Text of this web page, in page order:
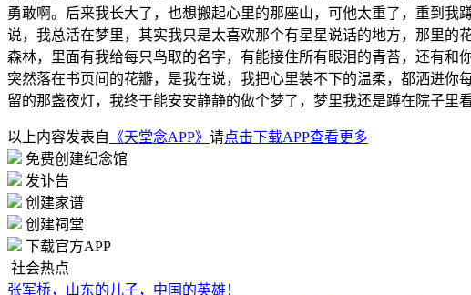
勇敢啊。后来我长大了，也想搬起心里的那座山，可他太重了，重到
说，我总活在梦里，其实我只是太喜欢那个有星星说话的地方，那里
森林，里面有我给每只鸟取的名字，有能接住所有眼泪的青苔，还有
突然落在书页间的花瓣，是我在说，我把心里装不下的温柔，都洒进
留的那盏夜灯，我终于能安安静静的做个梦了，梦里我还是蹲在院子
以上内容发表自 《天堂念APP》 请点击下载APP查看更多
免费创建纪念馆
发讣告
创建家谱
创建祠堂
下载官方APP
社会热点
张军桥，山东的儿子，中国的英雄！